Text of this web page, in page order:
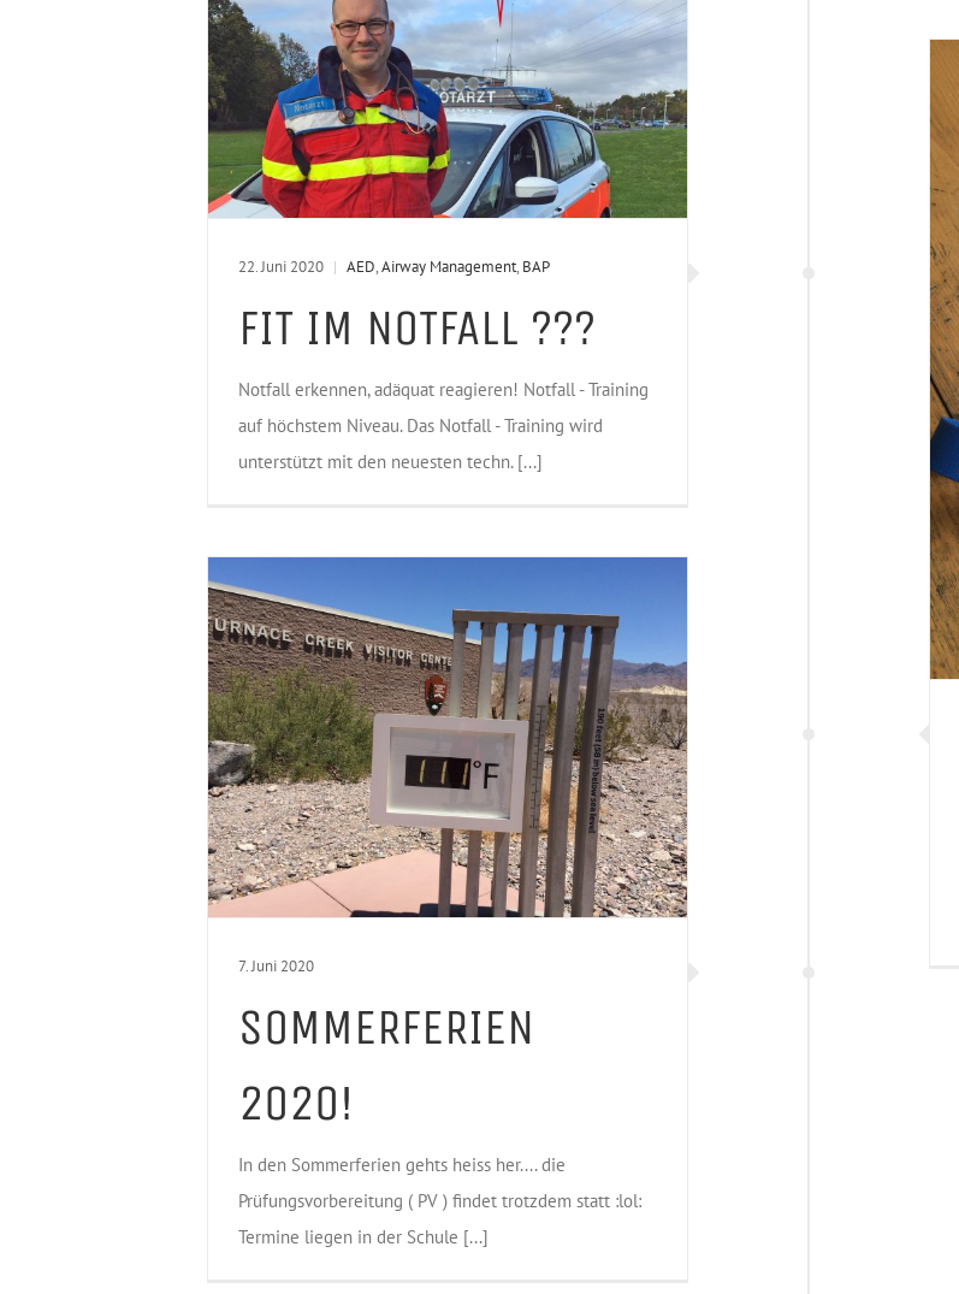
22. Juni 2020 | AED,Airway Management, BAP
FIT IM NOTFALL ???
Notfall erkennen, adäquat reagieren! Notfall - Training
auf höchstem Niveau. Das Notfall - Training wird
unterstützt mit den neuesten techn. [...]
7. Juni 2020
SOMMERFERIEN
2020!
In den Sommerferien gehts heiss her.... die
Prüfungsvorbereitung ( PV ) findet trotzdem statt :lol:
Termine liegen in der Schule [...]